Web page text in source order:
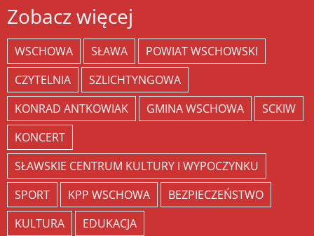
Zobacz więcej
WSCHOWA SŁAWA
POWIAT WSCHOWSKI
CZYTELNIA
SZLICHTYNGOWA
KONRAD ANTKOWIAK
GMINA WSCHOWA
SCKIW
KONCERT
SŁAWSKIE CENTRUM KULTURY I WYPOCZYNKU
SPORT
KPP WSCHOWA
BEZPIECZEŃSTWO
KULTURA
EDUKACJA